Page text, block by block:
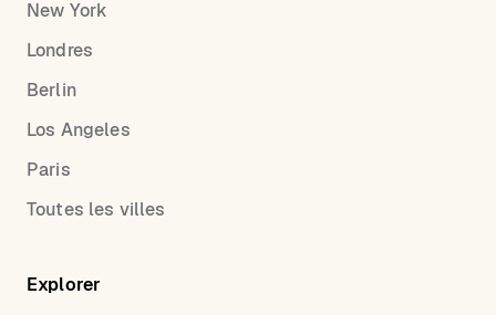
New York
Londres
Berlin
Los Angeles
Paris
Toutes les villes
Explorer